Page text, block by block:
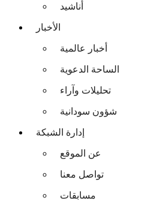
أناشيد
الأخبار
أخبار عالمية
الساحة الدعوية
تحليلات وآراء
شؤون سودانية
إدارة الشبكة
عن الموقع
تواصل معنا
مسابقات